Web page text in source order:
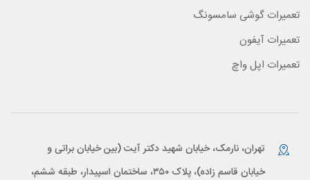
تعمیرات گوشی سامسونگ
تعمیرات آیفون
تعمیرات اپل واچ
تهران، نارمک، خیابان شهید دکتر آیت (بین خیابان براتی و
خیابان قاسم زاده)، پلاک ۳۵۰، ساختمان اسپیدار، طبقه ششم،